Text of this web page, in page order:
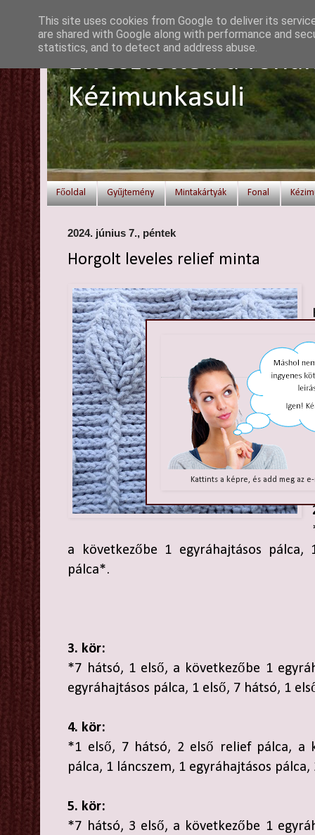
Elvesztetted a
Kézimunkasuli
Főoldal Gyűjtemény Mintakártyák Fonal
2024. június 7., péntek
Horgolt leveles relief minta
a következőbe 1 egyráhajtásos pálca,
pálca*.
3. kör:
*7 hátsó, 1 első, a következőbe 1
egyráhajtásos pálca, 1 első, 7 hátsó, 1
4. kör:
*1 első, 7 hátsó, 2 első relief pálca, a
pálca, 1 láncszem, 1 egyráhajtásos
5. kör:
*7 hátsó, 3 első, a következőbe 1
Kattints a képre, és add meg az
This site uses cookies from Google to deliver its
are shared with Google along with performance and
statistics, and to detect and address abuse.